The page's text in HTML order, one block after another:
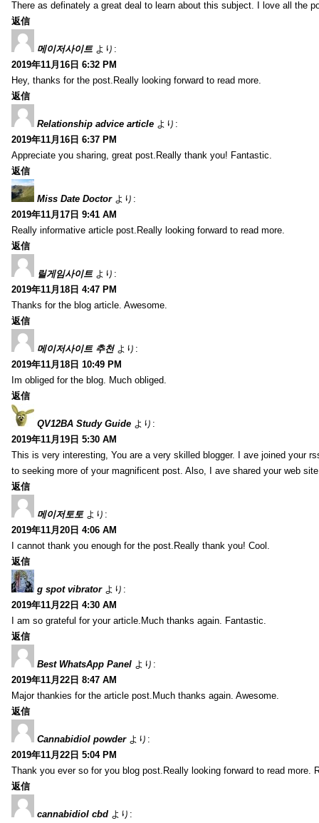
There as definately a great deal to learn about this subject. I love all the
返信
메이저사이트 より:
2019年11月16日 6:32 PM
Hey, thanks for the post.Really looking forward to read more.
返信
Relationship advice article より:
2019年11月16日 6:37 PM
Appreciate you sharing, great post.Really thank you! Fantastic.
返信
Miss Date Doctor より:
2019年11月17日 9:41 AM
Really informative article post.Really looking forward to read more.
返信
릴게임사이트 より:
2019年11月18日 4:47 PM
Thanks for the blog article. Awesome.
返信
메이저사이트 추천 より:
2019年11月18日 10:49 PM
Im obliged for the blog. Much obliged.
返信
QV12BA Study Guide より:
2019年11月19日 5:30 AM
This is very interesting, You are a very skilled blogger. I ave joined your
to seeking more of your magnificent post. Also, I ave shared your web
返信
메이저토토 より:
2019年11月20日 4:06 AM
I cannot thank you enough for the post.Really thank you! Cool.
返信
g spot vibrator より:
2019年11月22日 4:30 AM
I am so grateful for your article.Much thanks again. Fantastic.
返信
Best WhatsApp Panel より:
2019年11月22日 8:47 AM
Major thankies for the article post.Much thanks again. Awesome.
返信
Cannabidiol powder より:
2019年11月22日 5:04 PM
Thank you ever so for you blog post.Really looking forward to read more.
返信
cannabidiol cbd より: